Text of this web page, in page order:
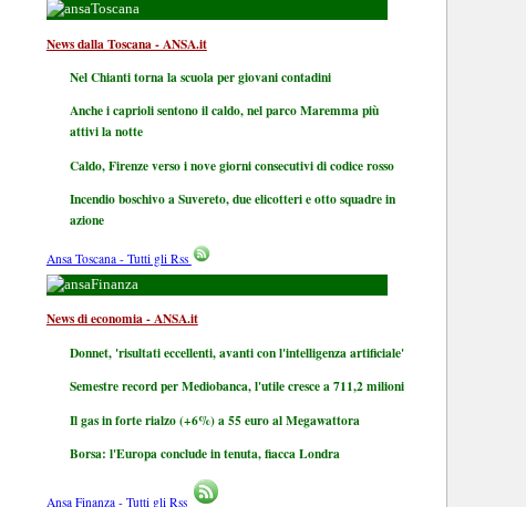
Toscana
News dalla Toscana - ANSA.it
Nel Chianti torna la scuola per giovani contadini
Anche i caprioli sentono il caldo, nel parco Maremma più
attivi la notte
Caldo, Firenze verso i nove giorni consecutivi di codice rosso
Incendio boschivo a Suvereto, due elicotteri e otto squadre in
azione
Ansa Toscana - Tutti gli Rss
Finanza
News di economia - ANSA.it
Donnet, 'risultati eccellenti, avanti con l'intelligenza artificiale'
Semestre record per Mediobanca, l'utile cresce a 711,2 milioni
Il gas in forte rialzo (+6%) a 55 euro al Megawattora
Borsa: l'Europa conclude in tenuta, fiacca Londra
Ansa Finanza - Tutti gli Rss